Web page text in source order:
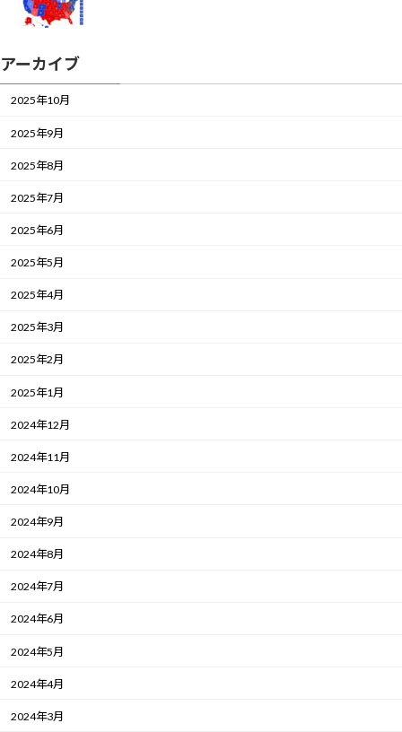
アーカイブ
2025年10月
2025年9月
2025年8月
2025年7月
2025年6月
2025年5月
2025年4月
2025年3月
2025年2月
2025年1月
2024年12月
2024年11月
2024年10月
2024年9月
2024年8月
2024年7月
2024年6月
2024年5月
2024年4月
2024年3月